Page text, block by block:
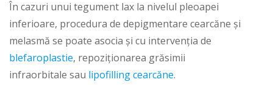
În cazuri unui tegument lax la nivelul pleoapei
inferioare, procedura de depigmentare cearcăne și
melasmă se poate asocia și cu intervenția de
blefaroplastie, repoziționarea grăsimii
infraorbitale sau lipofilling cearcăne.